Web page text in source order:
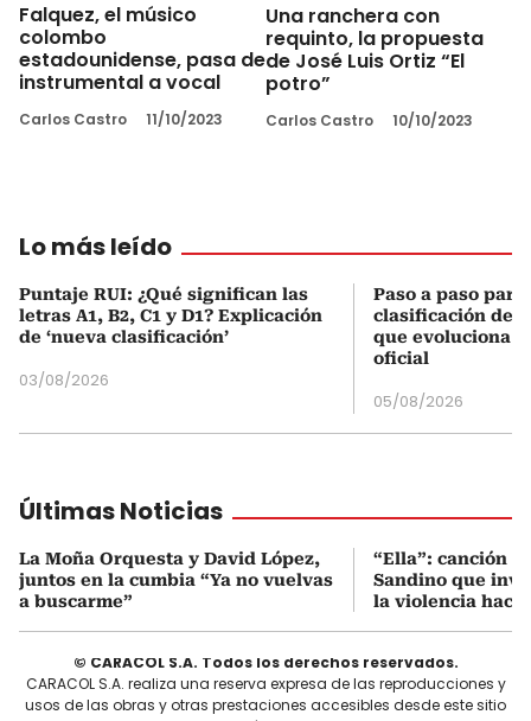
Falquez, el músico
colombo
estadounidense, pasa de
instrumental a vocal
Carlos Castro 11/10/2023
Una ranchera con
requinto, la propuesta
de José Luis Ortiz “El
potro”
Carlos Castro 10/10/2023
Lo más leído
Puntaje RUI: ¿Qué significan las
letras A1, B2, C1 y D1? Explicación
de ‘nueva clasificación’
03/08/2026
Paso a paso
clasificación del
que evoluciona
oficial
05/08/2026
Últimas Noticias
La Moña Orquesta y David López,
juntos en la cumbia “Ya no vuelvas
a buscarme”
“Ella”: canción
Sandino que
la violencia
© CARACOL S.A. Todos los derechos reservados.
CARACOL S.A. realiza una reserva expresa de las reproducciones y
usos de las obras y otras prestaciones accesibles desde este sitio